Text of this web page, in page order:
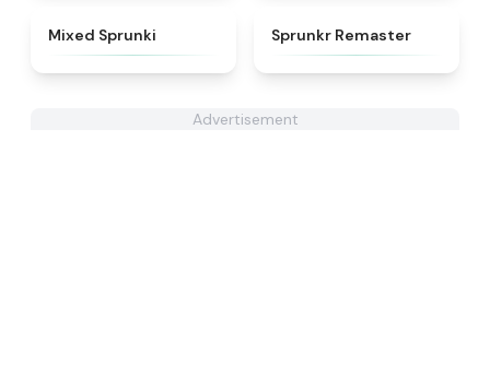
Mixed Sprunki Sprunkr Remaster
Advertisement